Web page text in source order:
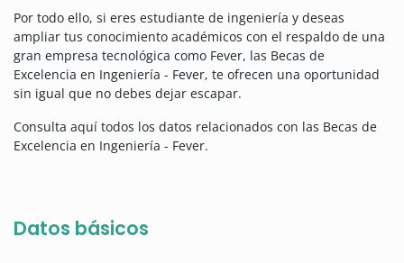
Por todo ello, si eres estudiante de ingeniería y deseas
ampliar tus conocimiento académicos con el respaldo de una
gran empresa tecnológica como Fever, las Becas de
Excelencia en Ingeniería - Fever, te ofrecen una oportunidad
sin igual que no debes dejar escapar.
Consulta aquí todos los datos relacionados con las Becas de
Excelencia en Ingeniería - Fever.
Datos básicos